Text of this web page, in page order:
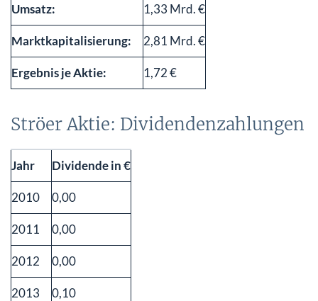
Umsatz: 1,33 Mrd. €
Marktkapitalisierung: 2,81 Mrd. €
Ergebnis je Aktie: 1,72 €
Ströer Aktie: Dividendenzahlungen
Jahr Dividende in €
2010 0,00
2011 0,00
2012 0,00
2013 0,10